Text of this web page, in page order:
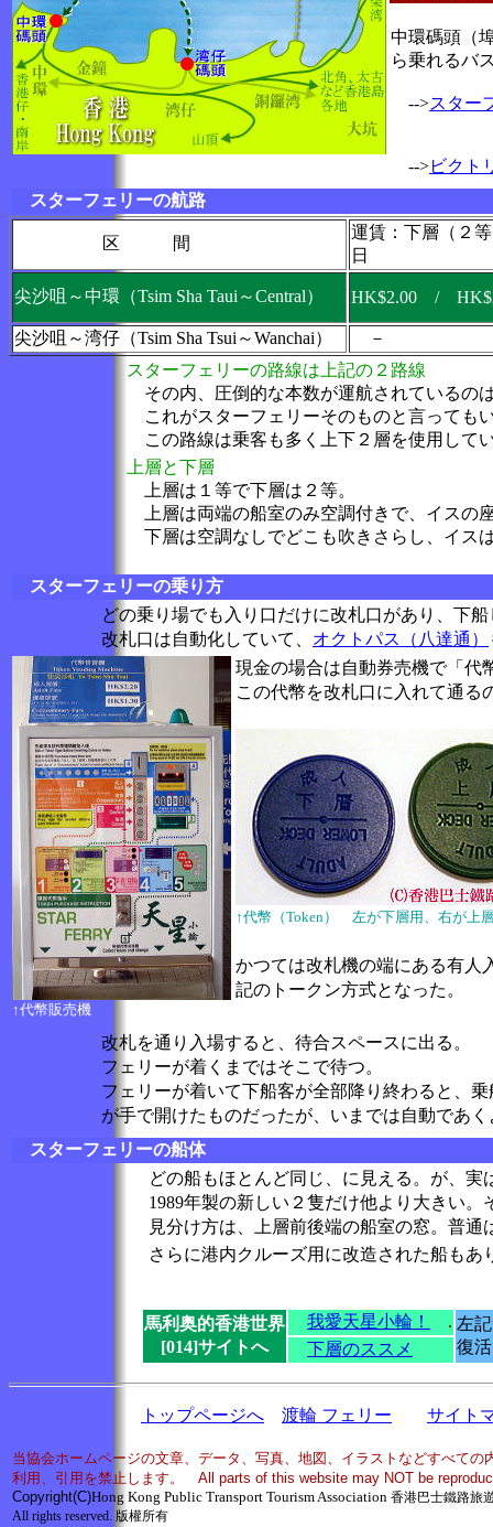
中環碼頭（
ら乗れるバ
-->スター
-->ビクト
スターフェリーの航路
区 間
運賃：下層（２
日
尖沙咀～中環（Tsim Sha Taui～Central） HK$2.00 /
尖沙咀～湾仔（Tsim Sha Tsui～Wanchai）
－
スターフェリーの路線は上記の２路線
その内、圧倒的な本数が運航されているの
これがスターフェリーそのものと言っても
この路線は乗客も多く上下２層を使用して
上層と下層
上層は１等で下層は２等。
上層は両端の船室のみ空調付きで、イスの
下層は空調なしでどこも吹きさらし、イス
スターフェリーの乗り方
どの乗り場でも入り口だけに改札口があり、下
改札口は自動化していて、 オクトパス（八達通）
↑代幣販売機
現金の場合は自動券売機で「代
この代幣を改札口に入れて通る
↑代幣（Token） 左が下層用、右が上
かつては改札機の端にある有人
記のトークン方式となった。
改札を通り入場すると、待合スペースに出る。
フェリーが着くまではそこで待つ。
フェリーが着いて下船客が全部降り終わると、
が手で開けたものだったが、いまでは自動であ
スターフェリーの船体
どの船もほとんど同じ、に見える。が、実
1989年製の新しい２隻だけ他より大きい
見分け方は、上層前後端の船室の窓。普
さらに港内クルーズ用に改造された船もあ
馬利奥的香港世界
[014]サイトへ
我愛天星小輪！ . 左
復
下層のススメ
トップページへ 渡輪 フェリー サイト
当協会ホームページの文章、データ、写真、地図、イラストなどすべて
利用、引用を禁止します。 All parts of this website may NOT be
Copyright(C)Hong Kong Public Transport Tourism Association 香港巴士鐵路旅
All rights reserved. 版權所有